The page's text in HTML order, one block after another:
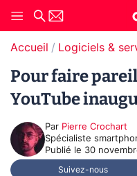
Accueil Logiciels &
Pour faire
YouTube
Par Pierre Crochart
Spécialiste
Publié le 30
Suivez-nous